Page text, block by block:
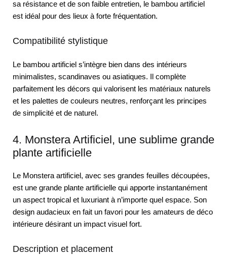
sa résistance et de son faible entretien, le bambou artificiel
est idéal pour des lieux à forte fréquentation.
Compatibilité stylistique
Le bambou artificiel s’intègre bien dans des intérieurs
minimalistes, scandinaves ou asiatiques. Il complète
parfaitement les décors qui valorisent les matériaux naturels
et les palettes de couleurs neutres, renforçant les principes
de simplicité et de naturel.
4. Monstera Artificiel, une sublime grande
plante artificielle
Le Monstera artificiel, avec ses grandes feuilles découpées,
est une grande plante artificielle qui apporte instantanément
un aspect tropical et luxuriant à n’importe quel espace. Son
design audacieux en fait un favori pour les amateurs de déco
intérieure désirant un impact visuel fort.
Description et placement